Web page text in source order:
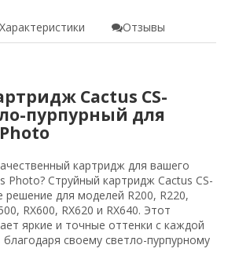
Характеристики Отзывы
Cactus CS-
пурпурный для
картридж для вашего
Photo? Струйный картридж Cactus CS-
решение для моделей R200, R220,
RX600, RX620 и RX640. Этот
яркие и точные оттенки с каждой
своему светло-пурпурному